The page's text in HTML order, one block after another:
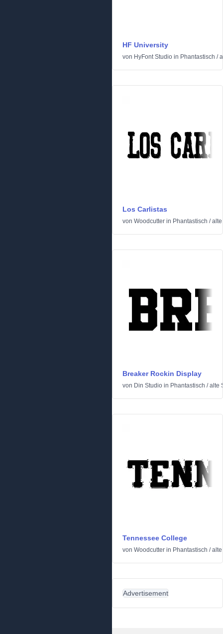
HF University
von HyFont Studio in Phantastisch /
Los Carlistas
von Woodcutter in Phantastisch /
Breaker Rockin Display
von Din Studio in Phantastisch /alte
Tennessee College
von Woodcutter in Phantastisch /
Advertisement